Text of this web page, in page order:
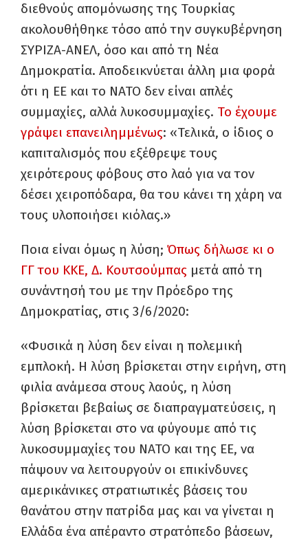
διεθνούς απομόνωσης της Τουρκίας
ακολουθήθηκε τόσο από την συγκυβέρνηση
ΣΥΡΙΖΑ-ΑΝΕΛ, όσο και από τη Νέα
Δημοκρατία. Αποδεικνύεται άλλη μια φορά
ότι η ΕΕ και το ΝΑΤΟ δεν είναι απλές
συμμαχίες, αλλά λυκοσυμμαχίες. Το έχουμε
γράψει επανειλημμένως: «Τελικά, ο ίδιος ο
καπιταλισμός που εξέθρεψε τους
χειρότερους φόβους στο λαό για να τον
δέσει χειροπόδαρα, θα του κάνει τη χάρη να
τους υλοποιήσει κιόλας.»
Ποια είναι όμως η λύση; Όπως δήλωσε κι ο
ΓΓ του ΚΚΕ, Δ. Κουτσούμπας μετά από τη
συνάντησή του με την Πρόεδρο της
Δημοκρατίας, στις 3/6/2020:
«Φυσικά η λύση δεν είναι η πολεμική
εμπλοκή. Η λύση βρίσκεται στην ειρήνη, στη
φιλία ανάμεσα στους λαούς, η λύση
βρίσκεται βεβαίως σε διαπραγματεύσεις, η
λύση βρίσκεται στο να φύγουμε από τις
λυκοσυμμαχίες του ΝΑΤΟ και της ΕΕ, να
πάψουν να λειτουργούν οι επικίνδυνες
αμερικάνικες στρατιωτικές βάσεις του
θανάτου στην πατρίδα μας και να γίνεται η
Ελλάδα ένα απέραντο στρατόπεδο βάσεων,